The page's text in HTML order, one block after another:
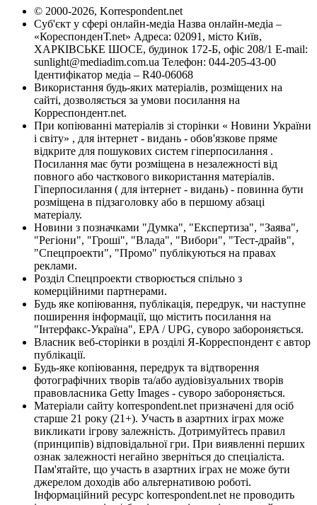
© 2000-2026, Korrespondent.net
Суб'єкт у сфері онлайн-медіа Назва онлайн-медіа –
«КореспонденТ.net» Адреса: 02091, місто Київ,
ХАРКІВСЬКЕ ШОСЕ, будинок 172-Б, офіс 208/1 E-mail:
sunlight@mediadim.com.ua Телефон: 044-205-43-00
Ідентифікатор медіа – R40-06068
Використання будь-яких матеріалів, розміщених на
сайті, дозволяється за умови посилання на
Корреспондент.net.
При копіюванні матеріалів зі сторінки « Новини України
і світу» , для інтернет - видань - обов'язкове пряме
відкрите для пошукових систем гіперпосилання .
Посилання має бути розміщена в незалежності від
повного або часткового використання матеріалів.
Гіперпосилання ( для інтернет - видань) - повинна бути
розміщена в підзаголовку або в першому абзаці
матеріалу.
Новини з позначками "Думка", "Експертиза", "Заява",
"Регіони", "Гроші", "Влада", "Вибори", "Тест-драйв",
"Спецпроекти", "Промо" публікуються на правах
реклами.
Розділ Спецпроекти створюється спільно з
комерційними партнерами.
Будь яке копіювання, публікація, передрук, чи наступне
поширення інформації, що містить посилання на
"Інтерфакс-Україна", EPA / UPG, суворо забороняється.
Власник веб-сторінки в розділі Я-Корреспондент є автор
публікації.
Будь-яке копіювання, передрук та відтворення
фотографічних творів та/або аудіовізуальних творів
правовласника Getty Images - суворо забороняється.
Матеріали сайту korrespondent.net призначені для осіб
старше 21 року (21+). Участь в азартних іграх може
викликати ігрову залежність. Дотримуйтесь правил
(принципів) відповідальної гри. При виявленні перших
ознак залежності негайно зверніться до спеціаліста.
Пам'ятайте, що участь в азартних іграх не може бути
джерелом доходів або альтернативою роботі.
Інформаційний ресурс korrespondent.net не проводить